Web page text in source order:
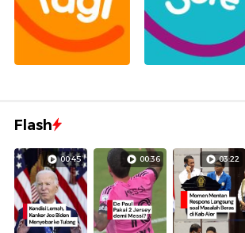
Flash
00:45 00:36 03:22